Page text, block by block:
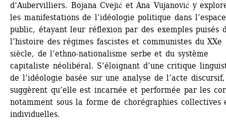
d’Aubervilliers. Bojana Cvejić et Ana Vujanović y
les manifestations de l’idéologie politique dans l’espace
public, étayant leur réflexion par des exemples puisés
l’histoire des régimes fascistes et communistes du XXe
siècle, de l’ethno-nationalisme serbe et du système
capitaliste néolibéral. S’éloignant d’une critique
de l’idéologie basée sur une analyse de l’acte
suggèrent qu’elle est incarnée et performée par les
notamment sous la forme de chorégraphies collectives
individuelles.